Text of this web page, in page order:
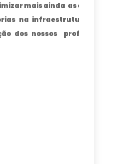
mais ainda as deficiências e
na infraestrutura de todas
dos nossos
professores,